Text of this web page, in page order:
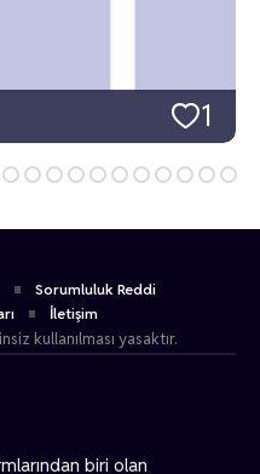
1
biri olan
Sorumluluk Reddi
İletişim
kullanılması yasaktır.